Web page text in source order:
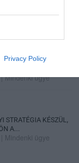
Privacy Policy
Mindenki ügye
KÖZTÁRSASÁGI
Mindenki ügye
STRATÉGIA KÉSZÜL,
A...
Mindenki ügye